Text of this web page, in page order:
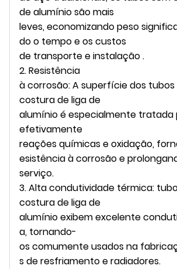
de alumínio são mais
leves, economizando peso
do o tempo e os custos
de transporte e instalação .
2. Resistência
à corrosão: A superfície dos tubos
costura de liga de
alumínio é especialmente tratada
efetivamente
reações químicas e oxidação,
esistência à corrosão e
serviço.
3. Alta condutividade térmica:
costura de liga de
alumínio exibem excelente
a, tornando-
os comumente usados na
s de resfriamento e radiadores.